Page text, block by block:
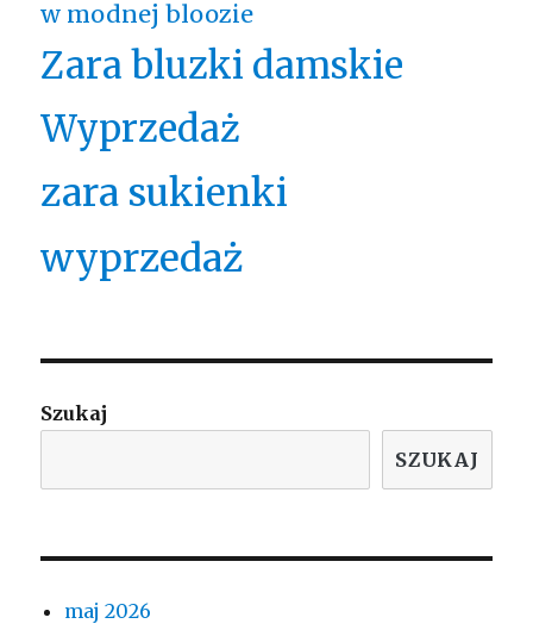
w modnej bloozie
Zara bluzki damskie
Wyprzedaż
zara sukienki
wyprzedaż
Szukaj
SZUKAJ
maj 2026